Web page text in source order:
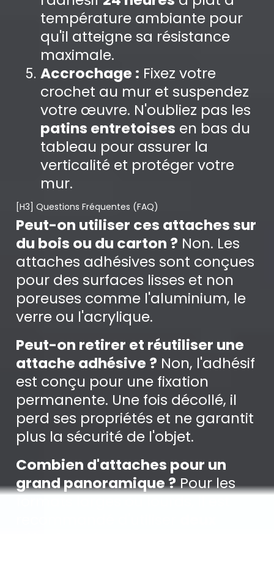
température ambiante pour
qu'il atteigne sa résistance
maximale.
Accrochage : Fixez votre
crochet au mur et suspendez
votre œuvre. N'oubliez pas les
patins entretoises en bas du
tableau pour assurer la
verticalité et protéger votre
mur.
[H3] Questions Fréquentes (FAQ)
Peut-on utiliser ces attaches sur
du bois ou du carton ? Non. Les
attaches adhésives sont conçues
pour des surfaces lisses et non
poreuses comme l'aluminium, le
verre ou l'acrylique.
Peut-on retirer et réutiliser une
attache adhésive ? Non, l'adhésif
est conçu pour une fixation
permanente. Une fois décollé, il
perd ses propriétés et ne garantit
plus la sécurité de l'objet.
Combien d'attaches pour un
grand panoramique ?Pour les